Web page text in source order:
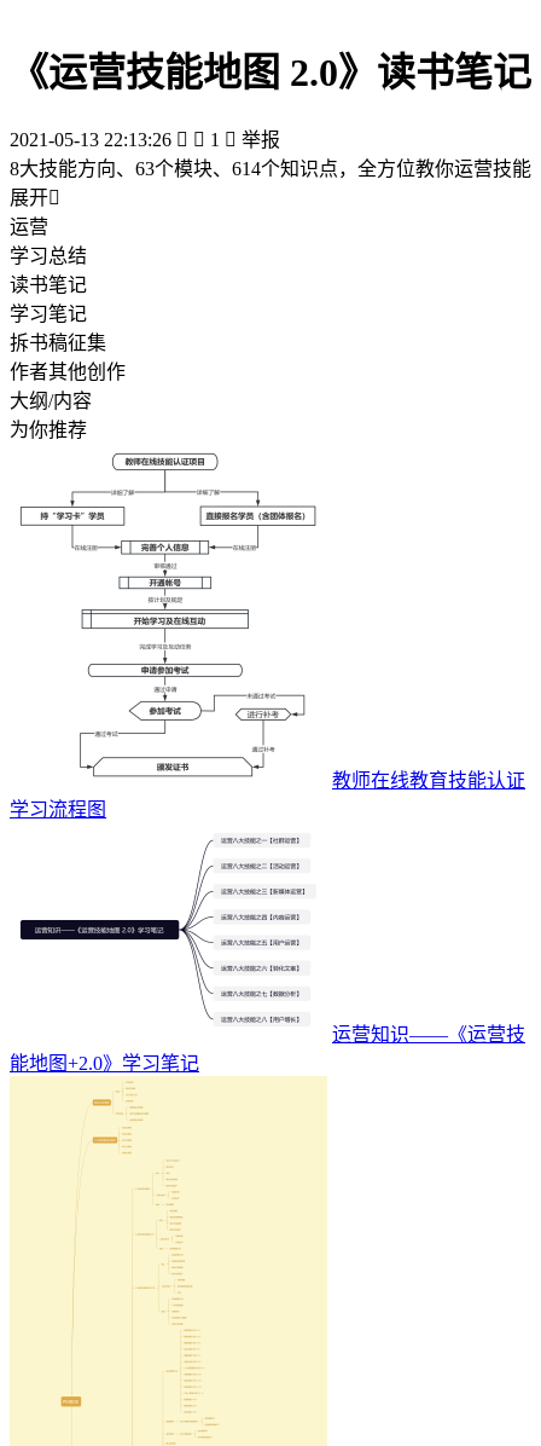
《运营技能地图 2.0》读书笔记
2021-05-13 22:13:26   1  举报
8大技能方向、63个模块、614个知识点，全方位教你运营技能
展开
运营
学习总结
读书笔记
学习笔记
拆书稿征集
作者其他创作
大纲/内容
为你推荐
教师在线教育技能认证
学习流程图
运营知识——《运营技
能地图+2.0》学习笔记